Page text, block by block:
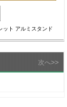
ット アルミスタンド
次へ>>